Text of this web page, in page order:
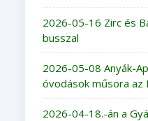
2026-05-16 Zirc és
busszal
2026-05-08 Anyák-
óvodások műsora az
2026-04-18.-án a